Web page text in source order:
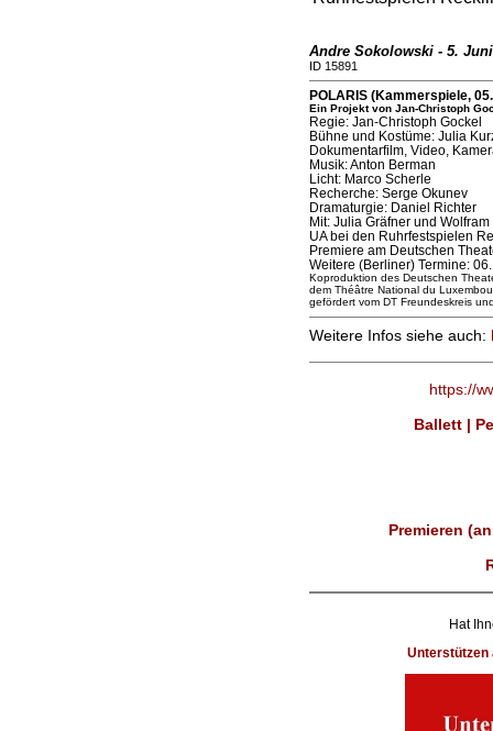
Andre Sokolowski - 5. Juni
ID 15891
POLARIS (Kammerspiele,
Ein Projekt von Jan-Christoph
Regie: Jan-Christoph Gockel
Bühne und Kostüme: Julia
Dokumentarfilm, Video,
Musik: Anton Berman
Licht: Marco Scherle
Recherche: Serge Okunev
Dramaturgie: Daniel Richter
Mit: Julia Gräfner und
UA bei den Ruhrfestspielen
Premiere am Deutschen
Weitere (Berliner) Termine:
Koproduktion des Deutschen
dem Théâtre National du
gefördert vom DT Freundeskreis
Weitere Infos siehe auch:
https://
Ballett |
Premieren
Hat
Unterstützen